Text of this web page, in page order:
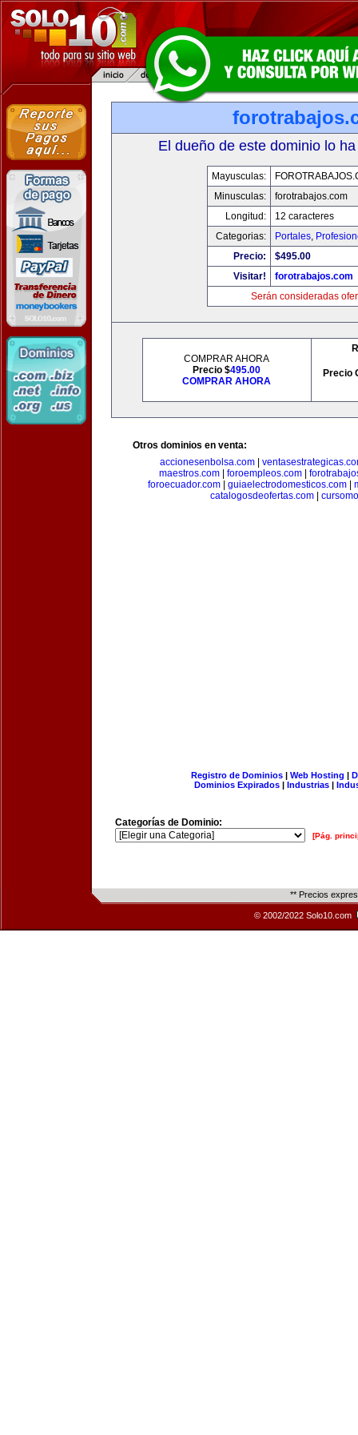
El dueño de este dominio lo
Mayusculas:
Minusculas:
forotrabajos.com
Longitud:
12 caracteres
Categorias:
Portales,
Precio:
$495.00
Visitar!
forotrabajos.com
Serán consideradas
COMPRAR AHORA
Precio $495.00
COMPRAR AHORA
Precio
Otros dominios en venta:
accionesenbolsa.com|
maestros.com| foroempleos.com|
foroecuador.com| guiaelectrodomesticos.com|
catalogosdeofertas.com
Registro de Dominios| Web Hosting |
Dominios Expirados | Industrias |
Categorías de Dominio:
[Pág.
** Precios
© 2002/2022 Solo10.com